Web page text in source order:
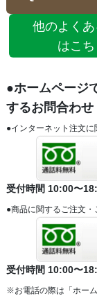
他のよく
はこち
●ホームページ
するお問合わせ
●インターネット注文
受付時間 10:00〜
●商品に関するご注文
受付時間 10:00〜
※お電話の際は「ホー